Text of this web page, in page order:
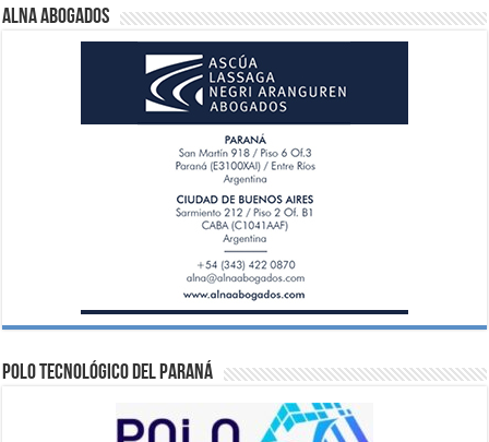
ALNA Abogados
Polo Tecnológico del Paraná